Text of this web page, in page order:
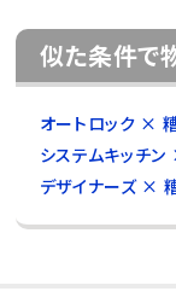
似た条件で
オートロック ×
システムキッチ
デザイナーズ ×